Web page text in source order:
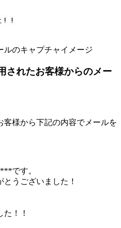
ルのキャプチャイメージ
されたお客様からのメー
客様から下記の内容でメールを
です。
うございました！
！！